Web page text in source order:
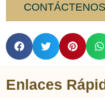
CONTÁCTENOS
Enlaces